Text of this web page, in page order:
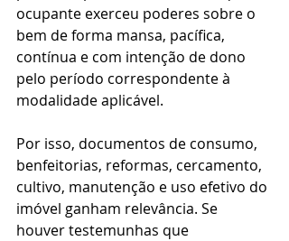
ocupante exerceu poderes sobre o
bem de forma mansa, pacífica,
contínua e com intenção de dono
pelo período correspondente à
modalidade aplicável.
Por isso, documentos de consumo,
benfeitorias, reformas, cercamento,
cultivo, manutenção e uso efetivo do
imóvel ganham relevância. Se
houver testemunhas que